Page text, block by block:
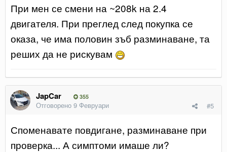
При мен се смени на ~208k на 2.4
двигателя. При преглед след покупка се
оказа, че има половин зъб разминаване, та
реших да не рискувам
JapCar 355
#5
Отговорено 9 Февруари
Споменавате повдигане, разминаване при
проверка... А симптоми имаше ли?